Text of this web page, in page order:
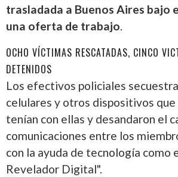
trasladada a Buenos Aires bajo
una oferta de trabajo.
OCHO VÍCTIMAS RESCATADAS, CINCO
DETENIDOS
Los efectivos policiales
celulares y otros dispositivos que
tenían con ellas y desandaron el
comunicaciones entre los
con la ayuda de tecnología como
Revelador Digital".